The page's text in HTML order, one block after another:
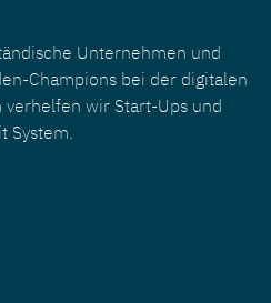
Unternehmen und
Champions bei der digitalen
wir Start-Ups und
System.